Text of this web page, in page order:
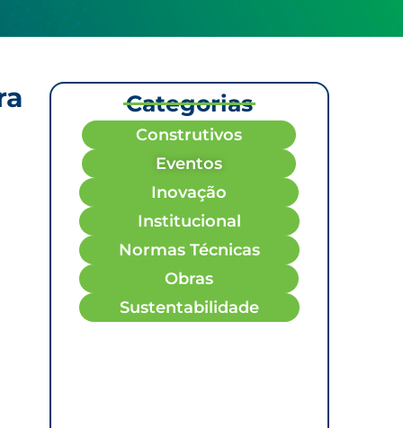
Categorias
Construtivos
Eventos
Inovação
Institucional
Normas Técnicas
Obras
Sustentabilidade